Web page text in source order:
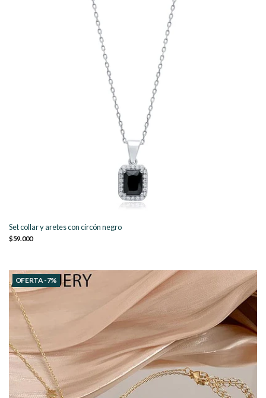
Set collar y aretes con circón negro
$59.000
OFERTA -7%